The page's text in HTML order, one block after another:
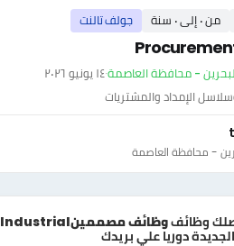
من ٠ إلى ٠ سنة جولف تالنت
·١٤ يونيو ٢٠٢٦
الإمداد والمشتريات
- محافظة العاصمة
وظائف
وظائف مصممينIndustrial
الجديدة دوريا علي بريدك